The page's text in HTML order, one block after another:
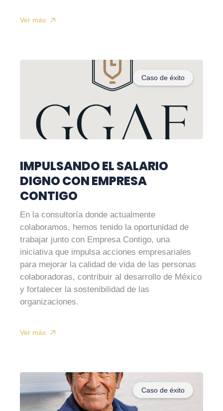
Ver más
Caso de éxito
IMPULSANDO EL SALARIO
DIGNO CON EMPRESA
CONTIGO
En la consultoría donde actualmente
colaboramos, hemos tenido la oportunidad de
trabajar junto con Empresa Contigo, una
iniciativa que impulsa acciones empresariales
para mejorar la calidad de vida de las personas
colaboradoras, contribuir al desarrollo de México
y fortalecer la sostenibilidad de las
organizaciones.
Ver más
Caso de éxito